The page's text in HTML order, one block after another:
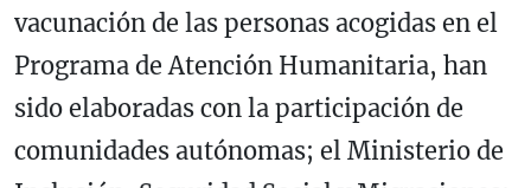
vacunación de las personas acogidas en el
Programa de Atención Humanitaria, han
sido elaboradas con la participación de
comunidades autónomas; el Ministerio de